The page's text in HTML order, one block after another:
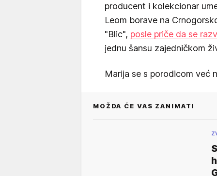
producent i kolekcionar
Leom borave na
"Blic", posle priče da se
jednu šansu zajedničkom
Marija se s porodicom već
MOŽDA ĆE VAS ZANIMATI